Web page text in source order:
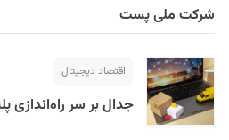
شرکت ملی پست
اقتصاد دیجیتال
جدال‌ بر سر راه‌اندازی